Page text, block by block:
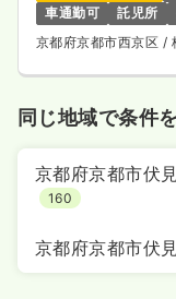
車通勤可
託児所
京都府京都市西京区 /
同じ地域で条件
京都府京都市伏
160
京都府京都市伏